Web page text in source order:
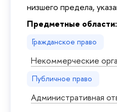
низшего предела,
Предметные области:
Гражданское право
Некоммерческие
Публичное право
Административная